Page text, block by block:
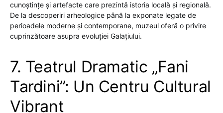
cunoștințe și artefacte care prezintă istoria locală și regională.
De la descoperiri arheologice până la exponate legate de
perioadele moderne și contemporane, muzeul oferă o privire
cuprinzătoare asupra evoluției Galațiului.
7. Teatrul Dramatic „Fani
Tardini”: Un Centru Cultural
Vibrant